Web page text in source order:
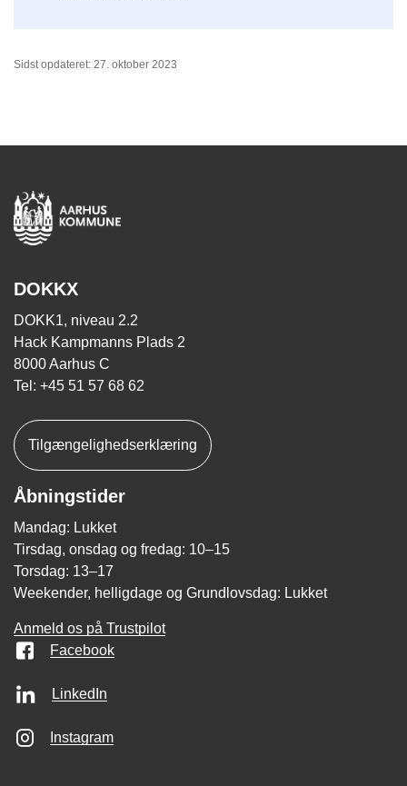
Sidst opdateret: 27. oktober 2023
DOKKX
DOKK1, niveau 2.2
Hack Kampmanns Plads 2
8000 Aarhus C
Tel: +45 51 57 68 62
Tilgængelighedserklæring
Åbningstider
Mandag: Lukket
Tirsdag, onsdag og fredag: 10–15
Torsdag: 13–17
Weekender, helligdage og Grundlovsdag: Lukket
Anmeld os på Trustpilot
Facebook
LinkedIn
Instagram